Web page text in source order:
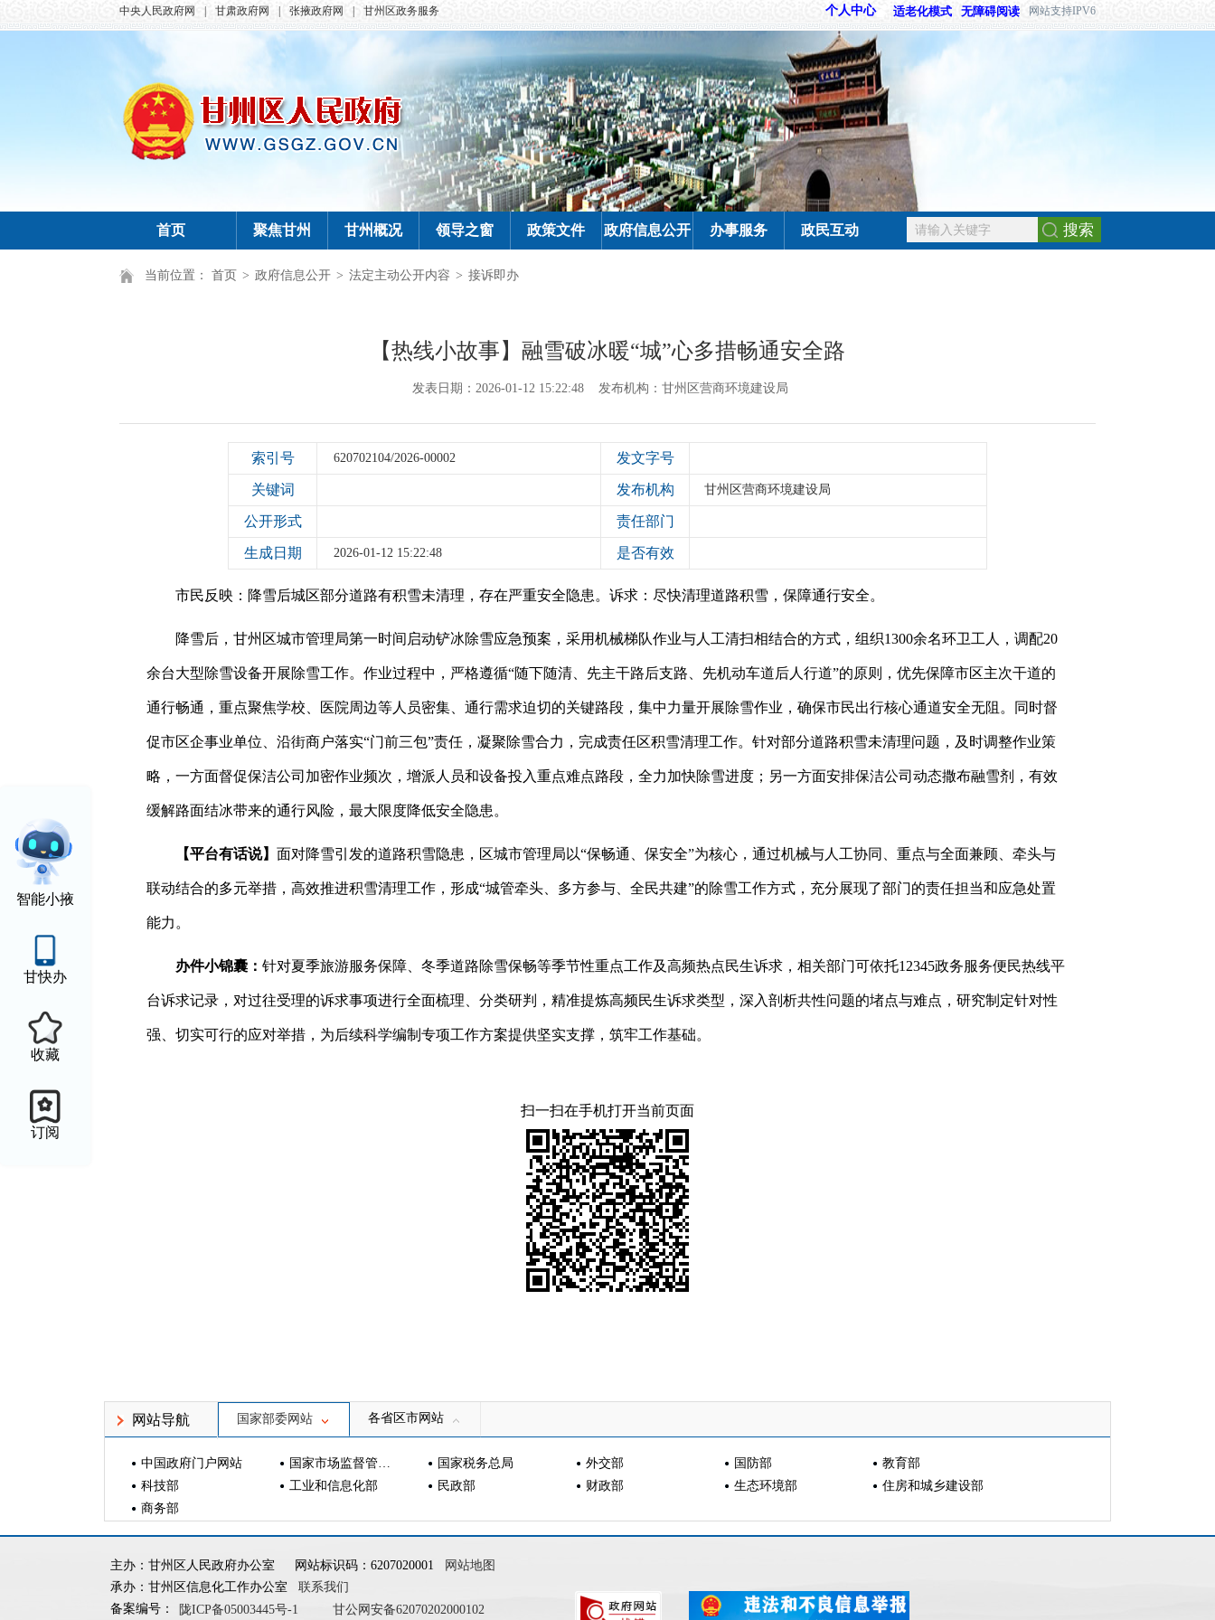
中央人民政府网 甘肃政府网 张掖政府网 甘州区政务服务 网站支持IPV6
无障碍阅读
适老化模式
个人中心
首页 聚焦甘州 甘州概况 领导之窗 政策文件 政府信息公开 办事服务 政民互动 搜索
智能小掖
甘快办
收藏
订阅
当前位置： 首页 > 政府信息公开 > 法定主动公开内容 > 接诉即办
【热线小故事】融雪破冰暖“城”心多措畅通安全路
发表日期：2026-01-12 15:22:48 发布机构：甘州区营商环境建设局
索引号 620702104/2026-00002 发文字号
关键词 发布机构 甘州区营商环境建设局
公开形式 责任部门
生成日期 2026-01-12 15:22:48 是否有效
市民反映：降雪后城区部分道路有积雪未清理，存在严重安全隐患。诉求：尽快清理道路积雪，保障通行安全。
降雪后，甘州区城市管理局第一时间启动铲冰除雪应急预案，采用机械梯队作业与人工清扫相结合的方式，组织1300余名环卫工人，调配20
余台大型除雪设备开展除雪工作。作业过程中，严格遵循“随下随清、先主干路后支路、先机动车道后人行道”的原则，优先保障市区主次干道的
通行畅通，重点聚焦学校、医院周边等人员密集、通行需求迫切的关键路段，集中力量开展除雪作业，确保市民出行核心通道安全无阻。同时督
促市区企事业单位、沿街商户落实“门前三包”责任，凝聚除雪合力，完成责任区积雪清理工作。针对部分道路积雪未清理问题，及时调整作业策
略，一方面督促保洁公司加密作业频次，增派人员和设备投入重点难点路段，全力加快除雪进度；另一方面安排保洁公司动态撒布融雪剂，有效
缓解路面结冰带来的通行风险，最大限度降低安全隐患。
【平台有话说】 面对降雪引发的道路积雪隐患，区城市管理局以“保畅通、保安全”为核心，通过机械与人工协同、重点与全面兼顾、牵头与
联动结合的多元举措，高效推进积雪清理工作，形成“城管牵头、多方参与、全民共建”的除雪工作方式，充分展现了部门的责任担当和应急处置
能力。
办件小锦囊： 针对夏季旅游服务保障、冬季道路除雪保畅等季节性重点工作及高频热点民生诉求，相关部门可依托12345政务服务便民热线平
台诉求记录，对过往受理的诉求事项进行全面梳理、分类研判，精准提炼高频民生诉求类型，深入剖析共性问题的堵点与难点，研究制定针对性
强、切实可行的应对举措，为后续科学编制专项工作方案提供坚实支撑，筑牢工作基础。
扫一扫在手机打开当前页面
网站导航 国家部委网站 各省区市网站
中国政府门户网站 国家税务总局 外交部 国防部
教育部
科技部
工业和信息化部 民政部 财政部 生态环境部
住房和城乡建设部
商务部
主办：甘州区人民政府办公室 网站标识码：6207020001
网站地图
承办：甘州区信息化工作办公室
联系我们
备案编号：
陇ICP备05003445号-1 甘公网安备62070202000102